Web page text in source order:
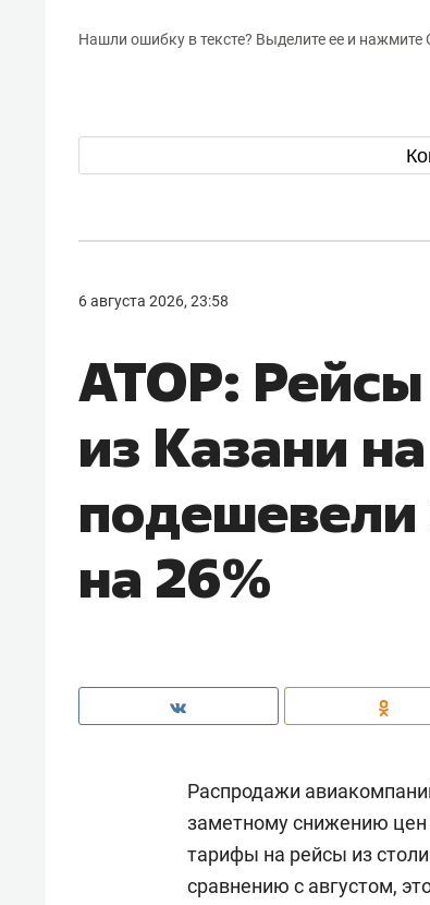
Нашли ошибку в тексте? Выделите ее и нажмите
6 августа 2026, 23:58
АТОР: Рейсы
из Казани
подешевели
на 26%
Распродажи
заметному снижению
тарифы на рейсы из
сравнению с августом,